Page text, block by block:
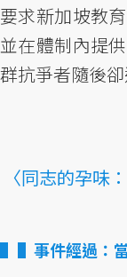
要求新加坡教
並在體制內提
群抗爭者隨後
〈同志的孕味
▌事件經過：